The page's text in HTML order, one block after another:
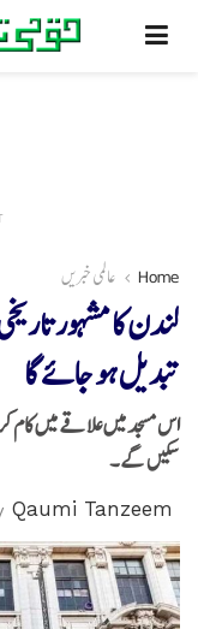
Home عالمی خبریں
لندن کا مشہور
تبدیل ہو جائے گا
اس مسجد میں علاقے میں کام
سکیں گے۔
Qaumi Tanzeem